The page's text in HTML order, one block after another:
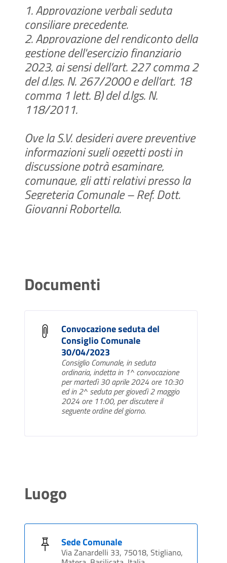
1. Approvazione verbali seduta
consiliare precedente.
2. Approvazione del rendiconto della
gestione dell'esercizio finanziario
2023, ai sensi dell’art. 227 comma 2
del d.lgs. N. 267/2000 e dell’art. 18
comma 1 lett. B) del d.lgs. N.
118/2011.
Ove la S.V. desideri avere preventive
informazioni sugli oggetti posti in
discussione potrà esaminare,
comunque, gli atti relativi presso la
Segreteria Comunale – Ref. Dott.
Giovanni Robortella.
Documenti
Convocazione seduta del
Consiglio Comunale
30/04/2023
Consiglio Comunale, in seduta
ordinaria, indetta in 1^ convocazione
per martedì 30 aprile 2024 ore 10:30
ed in 2^ seduta per giovedì 2 maggio
2024 ore 11:00, per discutere il
seguente ordine del giorno.
Luogo
Sede Comunale
Via Zanardelli 33, 75018, Stigliano,